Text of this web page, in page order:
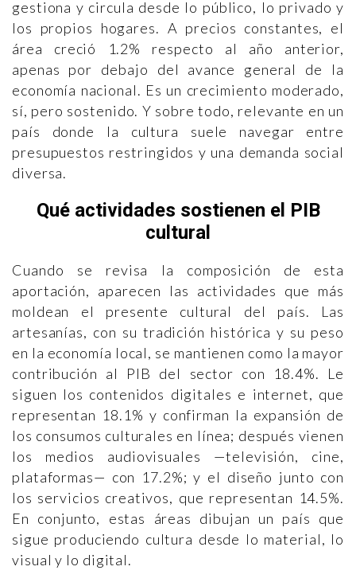
gestiona y circula desde lo público, lo privado y
los propios hogares. A precios constantes, el
área creció 1.2% respecto al año anterior,
apenas por debajo del avance general de la
economía nacional. Es un crecimiento moderado,
sí, pero sostenido. Y sobre todo, relevante en un
país donde la cultura suele navegar entre
presupuestos restringidos y una demanda social
diversa.
Qué actividades sostienen el PIB
cultural
Cuando se revisa la composición de esta
aportación, aparecen las actividades que más
moldean el presente cultural del país. Las
artesanías, con su tradición histórica y su peso
en la economía local, se mantienen como la mayor
contribución al PIB del sector con 18.4%. Le
siguen los contenidos digitales e internet, que
representan 18.1% y confirman la expansión de
los consumos culturales en línea; después vienen
los medios audiovisuales —televisión, cine,
plataformas— con 17.2%; y el diseño junto con
los servicios creativos, que representan 14.5%.
En conjunto, estas áreas dibujan un país que
sigue produciendo cultura desde lo material, lo
visual y lo digital.